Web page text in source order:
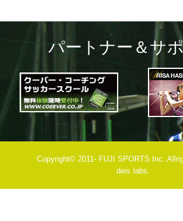
パートナー＆サ
Copyright© 2011- FUJI SPORTS Inc.
deis labs.